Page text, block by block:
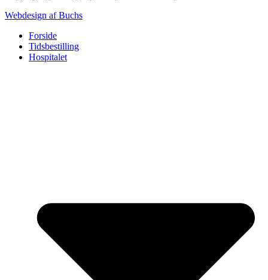
Webdesign af Buchs
Forside
Tidsbestilling
Hospitalet